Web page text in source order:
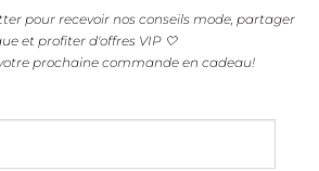
pour recevoir nos conseils mode, partager
et profiter d'offres VIP 🤍
votre prochaine commande en cadeau!